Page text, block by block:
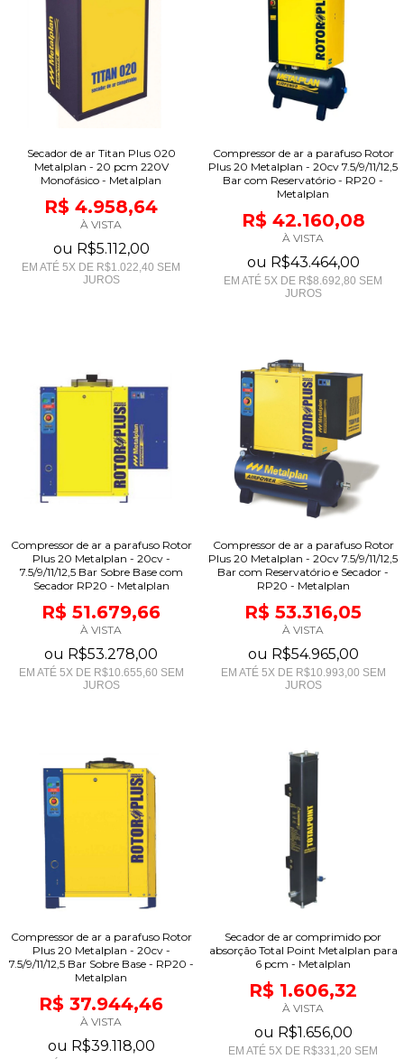
Secador de ar Titan Plus 020
Metalplan - 20 pcm 220V
Monofásico - Metalplan
R$ 4.958,64
À VISTA
ou R$5.112,00
EM ATÉ 5X DE R$1.022,40 SEM
JUROS
Compressor de ar a parafuso Rotor
Plus 20 Metalplan - 20cv 7.5/9/11/12,5
Bar com Reservatório - RP20 -
Metalplan
R$ 42.160,08
À VISTA
ou R$43.464,00
EM ATÉ 5X DE R$8.692,80 SEM
JUROS
Compressor de ar a parafuso Rotor
Plus 20 Metalplan - 20cv -
7.5/9/11/12,5 Bar Sobre Base com
Secador RP20 - Metalplan
R$ 51.679,66
À VISTA
ou R$53.278,00
EM ATÉ 5X DE R$10.655,60 SEM
JUROS
Compressor de ar a parafuso Rotor
Plus 20 Metalplan - 20cv 7.5/9/11/12,5
Bar com Reservatório e Secador -
RP20 - Metalplan
R$ 53.316,05
À VISTA
ou R$54.965,00
EM ATÉ 5X DE R$10.993,00 SEM
JUROS
Compressor de ar a parafuso Rotor
Plus 20 Metalplan - 20cv -
7.5/9/11/12,5 Bar Sobre Base - RP20 -
Metalplan
R$ 37.944,46
À VISTA
ou R$39.118,00
Secador de ar comprimido por
absorção Total Point Metalplan para
6 pcm - Metalplan
R$ 1.606,32
À VISTA
ou R$1.656,00
EM ATÉ 5X DE R$331,20 SEM